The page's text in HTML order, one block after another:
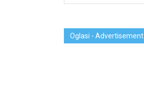
Oglasi - Advertisement